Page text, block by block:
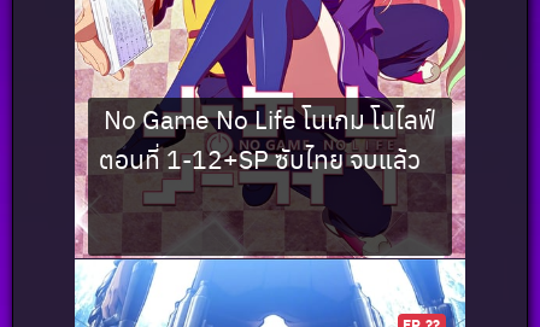
No Game No Life โนเกม โนไลฟ์
ตอนที่ 1-12+SP ซับไทย จบแล้ว